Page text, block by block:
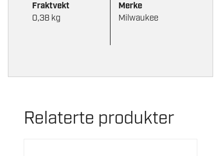
Fraktvekt
0,38 kg
Merke
Milwaukee
Relaterte produkter